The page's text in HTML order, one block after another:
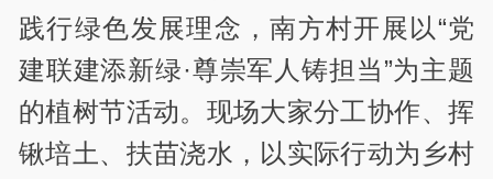
践行绿色发展理念，南方村开展以“党
建联建添新绿·尊崇军人铸担当”为主题
的植树节活动。现场大家分工协作、挥
锹培土、扶苗浇水，以实际行动为乡村